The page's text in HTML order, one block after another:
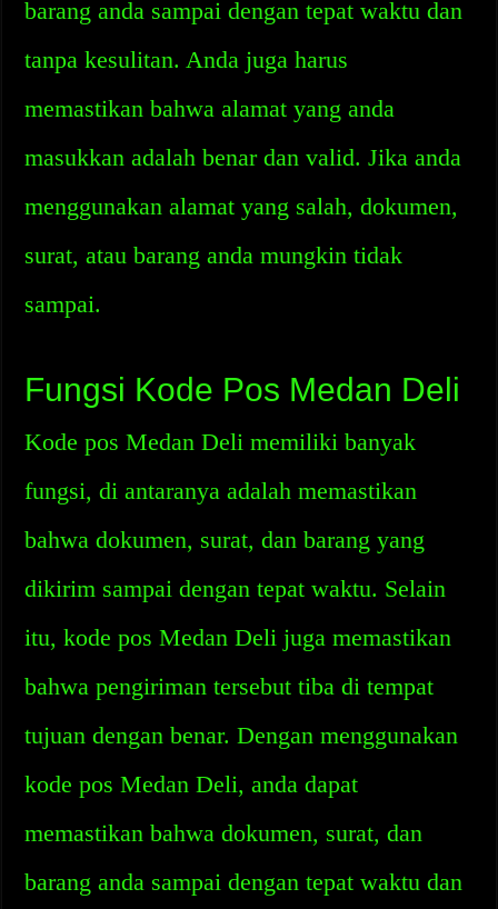
barang anda sampai dengan tepat waktu dan
tanpa kesulitan. Anda juga harus
memastikan bahwa alamat yang anda
masukkan adalah benar dan valid. Jika anda
menggunakan alamat yang salah, dokumen,
surat, atau barang anda mungkin tidak
sampai.
Fungsi Kode Pos Medan Deli
Kode pos Medan Deli memiliki banyak
fungsi, di antaranya adalah memastikan
bahwa dokumen, surat, dan barang yang
dikirim sampai dengan tepat waktu. Selain
itu, kode pos Medan Deli juga memastikan
bahwa pengiriman tersebut tiba di tempat
tujuan dengan benar. Dengan menggunakan
kode pos Medan Deli, anda dapat
memastikan bahwa dokumen, surat, dan
barang anda sampai dengan tepat waktu dan